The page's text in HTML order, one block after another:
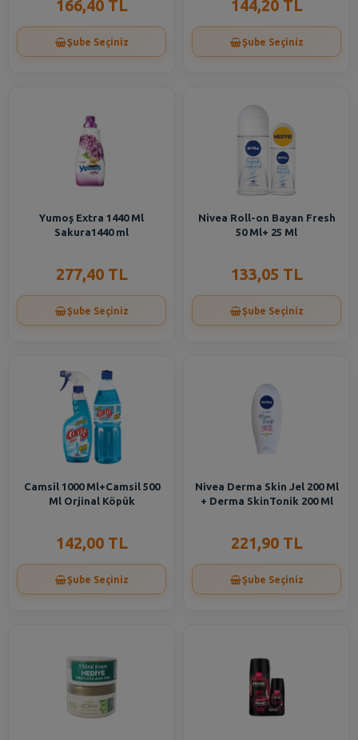
166,40 TL
Şube Seçiniz
144,20 TL
Şube Seçiniz
Yumoş Extra 1440 Ml
Sakura1440 ml
277,40 TL
Şube Seçiniz
Nivea Roll-on Bayan Fresh
50 Ml+ 25 Ml
133,05 TL
Şube Seçiniz
Camsil 1000 Ml+Camsil 500
Ml Orjinal Köpük
142,00 TL
Şube Seçiniz
Nivea Derma Skin Jel 200 Ml
+ Derma SkinTonik 200 Ml
221,90 TL
Şube Seçiniz